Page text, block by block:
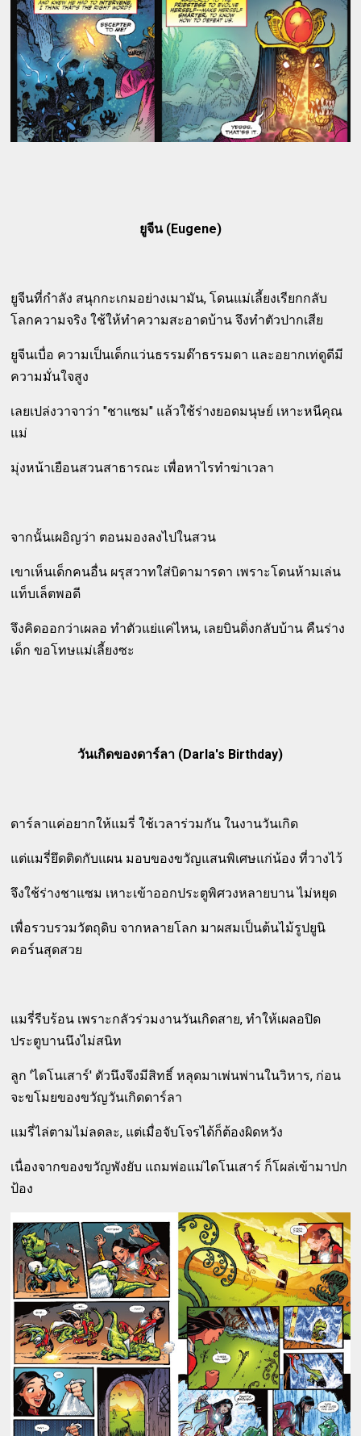
ยูจีน (Eugene)
ยูจีนที่กำลัง สนุกกะเกมอย่างเมามัน, โดนแม่เลี้ยงเรียกกลับ
โลกความจริง ใช้ให้ทำความสะอาดบ้าน จึงทำตัวปากเสีย
ยูจีนเบื่อ ความเป็นเด็กแว่นธรรมด๊าธรรมดา และอยากเท่ดูดีมี
ความมั่นใจสูง
เลยเปล่งวาจาว่า "ชาแซม" แล้วใช้ร่างยอดมนุษย์ เหาะหนีคุณ
แม่
มุ่งหน้าเยือนสวนสาธารณะ เพื่อหาไรทำฆ่าเวลา
จากนั้นเผอิญว่า ตอนมองลงไปในสวน
เขาเห็นเด็กคนอื่น ผรุสวาทใส่บิดามารดา เพราะโดนห้ามเล่น
แท็บเล็ตพอดี
จึงคิดออกว่าเผลอ ทำตัวแย่แค่ไหน, เลยบินดิ่งกลับบ้าน คืนร่าง
เด็ก ขอโทษแม่เลี้ยงซะ
วันเกิดของดาร์ลา (Darla's Birthday)
ดาร์ลาแค่อยากให้แมรี่ ใช้เวลาร่วมกัน ในงานวันเกิด
แต่แมรี่ยึดติดกับแผน มอบของขวัญแสนพิเศษแก่น้อง ที่วางไว้
จึงใช้ร่างชาแซม เหาะเข้าออกประตูพิศวงหลายบาน ไม่หยุด
เพื่อรวบรวมวัตถุดิบ จากหลายโลก มาผสมเป็นต้นไม้รูปยูนิ
คอร์นสุดสวย
แมรี่รีบร้อน เพราะกลัวร่วมงานวันเกิดสาย, ทำให้เผลอปิด
ประตูบานนึงไม่สนิท
ลูก 'ไดโนเสาร์' ตัวนึงจึงมีสิทธิ์ หลุดมาเพ่นพ่านในวิหาร, ก่อน
จะขโมยของขวัญวันเกิดดาร์ลา
แมรี่ไล่ตามไม่ลดละ, แต่เมื่อจับโจรได้ก็ต้องผิดหวัง
เนื่องจากของขวัญพังยับ แถมพ่อแม่ไดโนเสาร์ ก็โผล่เข้ามาปก
ป้อง